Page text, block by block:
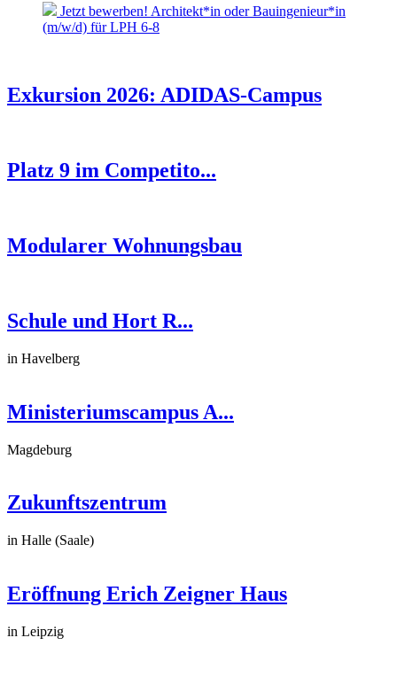
Jetzt bewerben! Architekt*in oder Bauingenieur*in
(m/w/d) für LPH 6-8
Exkursion 2026: ADIDAS-Campus
Platz 9 im Competito...
Modularer Wohnungsbau
Schule und Hort R...
in Havelberg
Ministeriumscampus A...
Magdeburg
Zukunftszentrum
in Halle (Saale)
Eröffnung Erich Zeigner Haus
in Leipzig